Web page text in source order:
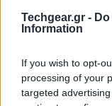
Techgear.gr -
Information
If you wish to opt-
processing of your
targeted
προσφέρει μια
Πρωταγωνιστής
τη σειρά